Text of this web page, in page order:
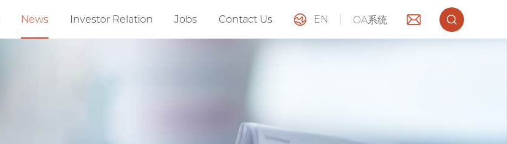
News Investor Relation Jobs Contact Us EN OA系统